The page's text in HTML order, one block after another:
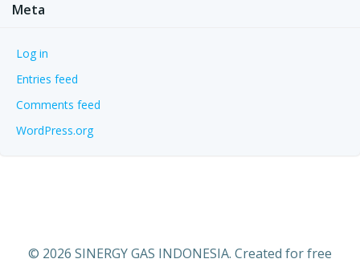
Meta
Log in
Entries feed
Comments feed
WordPress.org
© 2026 SINERGY GAS INDONESIA. Created for free